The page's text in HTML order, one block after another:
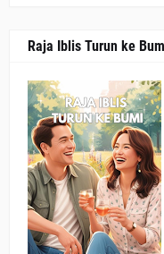
Raja Iblis Turun ke